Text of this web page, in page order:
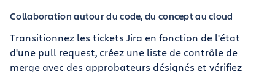
Collaboration autour du code, du concept au cloud
Transitionnez les tickets Jira en fonction de l'état
d'une pull request, créez une liste de contrôle de
merge avec des approbateurs désignés et vérifiez